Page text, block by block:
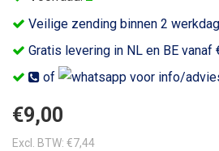
Veilige zending binnen 2
Gratis levering in NL en BE vanaf
of
voor info/
€9,00
Excl. BTW: €7,44